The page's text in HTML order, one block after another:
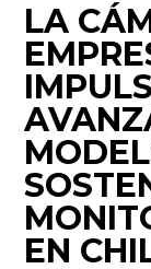
LA
EN